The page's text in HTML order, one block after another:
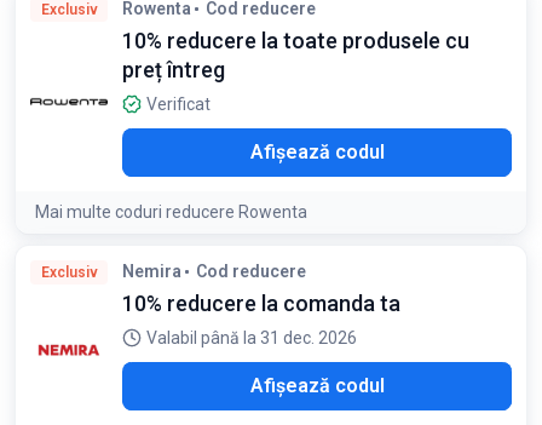
comandă minimă de 300 lei. Cuponul este cumulabil cu alte
reduceri. Reducerea nu se aplică pentru pachete speciale de
Exclusiv Rowenta Cod reducere
10% reducere la toate produsele cu
preț întreg
Verificat
Afișează codul
Mai multe coduri reducere Rowenta
Exclusiv Nemira Cod reducere
10% reducere la comanda ta
Valabil până la 31 dec. 2026
Afișează codul